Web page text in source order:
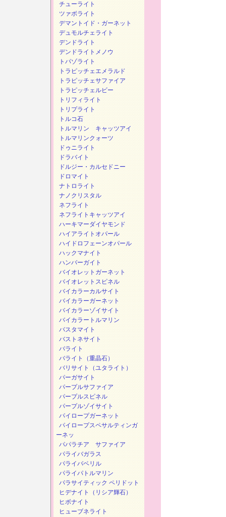
チューライト
ツァボライト
デマントイド・ガーネット
デュモルチェライト
デンドライト
デンドライトメノウ
トパゾライト
トラピッチェエメラルド
トラピッチェサファイア
トラピッチェルビー
トリフィライト
トリプライト
トルコ石
トルマリン キャッツアイ
トルマリンクォーツ
ドゥニライト
ドラバイト
ドルジー・カルセドニー
ドロマイト
ナトロライト
ナノクリスタル
ネフライト
ネフライトキャッツアイ
ハーキマーダイヤモンド
ハイアライトオパール
ハイドロフェーンオパール
ハックマナイト
ハンバーガイト
バイオレットガーネット
バイオレットスピネル
バイカラーカルサイト
バイカラーガーネット
バイカラーゾイサイト
バイカラートルマリン
バスタマイト
バストネサイト
バライト
バライト（重晶石）
バリサイト（ユタライト）
パーガサイト
パープルサファイア
パープルスピネル
パープルゾイサイト
パイロープガーネット
パイロープスペサルティンガ
ーネッ
パパラチア サファイア
パライバガラス
パライバベリル
パライパトルマリン
パラサイティック ペリドット
ヒデナイト（リシア輝石）
ヒボナイト
ヒューブネライト